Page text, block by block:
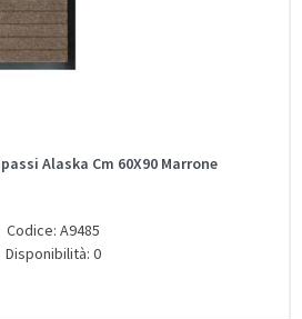
Alaska Cm 60X90 Marrone
Codice: A9485
Disponibilità: 0